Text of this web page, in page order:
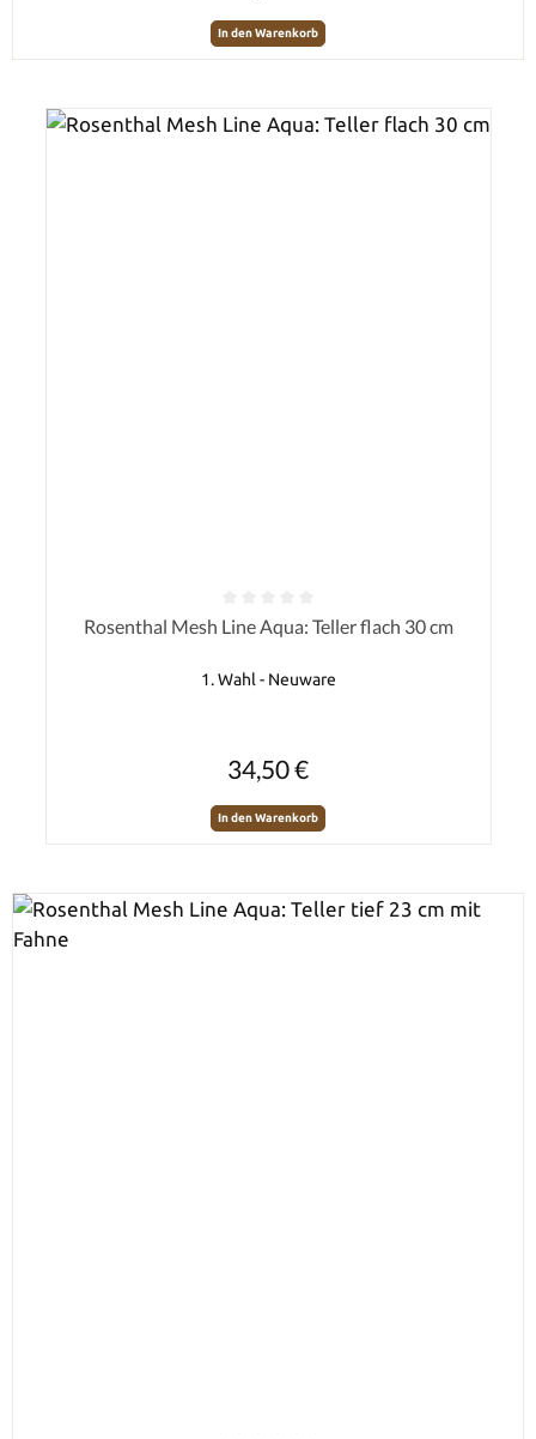
In den Warenkorb
Durchschnittliche Bewertung von 0 von 5 Sternen
Rosenthal Mesh Line Aqua: Teller flach 30 cm
1. Wahl - Neuware
34,50 €
In den Warenkorb